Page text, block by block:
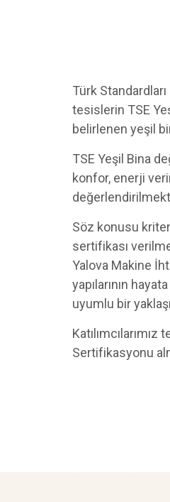
Türk
tesislerin TSE
belirlenen yeşil
TSE Yeşil Bina
konfor, enerji
Söz konusu
sertifikası
Yalova Makine
yapılarının
uyumlu bir
Sertifikasyonu